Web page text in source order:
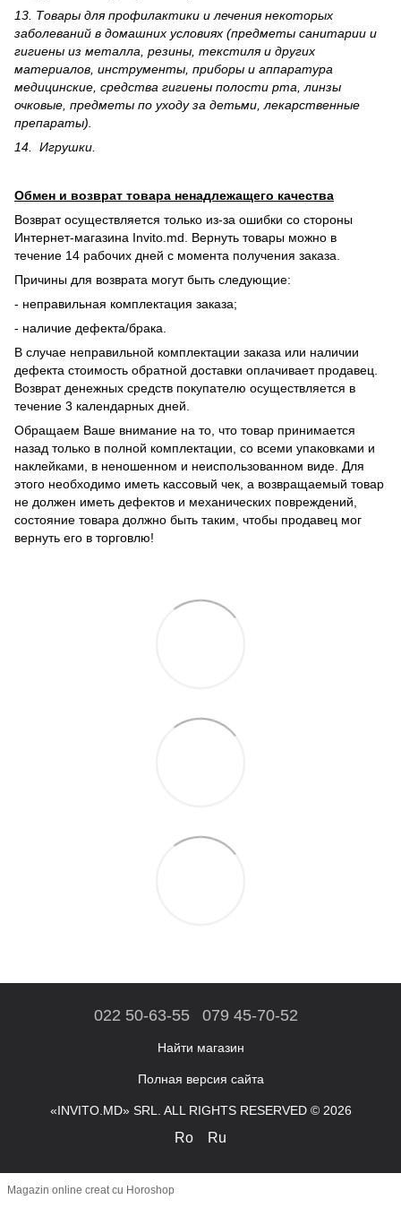
13. Товары для профилактики и лечения некоторых
заболеваний в домашних условиях (предметы санитарии и
гигиены из металла, резины, текстиля и других
материалов, инструменты, приборы и аппаратура
медицинские, средства гигиены полости рта, линзы
очковые, предметы по уходу за детьми, лекарственные
препараты).
14. Игрушки.
Обмен и возврат товара ненадлежащего качества
Возврат осуществляется только из-за ошибки со стороны
Интернет-магазина Invito.md. Вернуть товары можно в
течение 14 рабочих дней с момента получения заказа.
Причины для возврата могут быть следующие:
- неправильная комплектация заказа;
- наличие дефекта/брака.
В случае неправильной комплектации заказа или наличии
дефекта стоимость обратной доставки оплачивает продавец.
Возврат денежных средств покупателю осуществляется в
течение 3 календарных дней.
Обращаем Ваше внимание на то, что товар принимается
назад только в полной комплектации, со всеми упаковками и
наклейками, в неношенном и неиспользованном виде. Для
этого необходимо иметь кассовый чек, а возвращаемый товар
не должен иметь дефектов и механических повреждений,
состояние товара должно быть таким, чтобы продавец мог
вернуть его в торговлю!
022 50-63-55 079 45-70-52
Найти магазин
Полная версия сайта
«INVITO.MD» SRL. ALL RIGHTS RESERVED © 2026
Ro Ru
Magazin online creat cu Horoshop